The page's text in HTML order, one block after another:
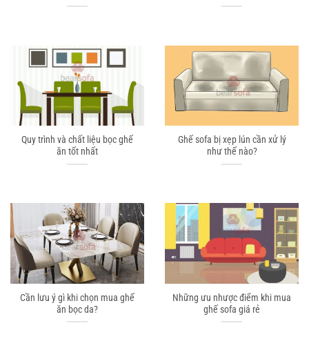
Quy trình và chất liệu bọc ghế
ăn tốt nhất
Ghế sofa bị xẹp lún cần xử lý
như thế nào?
Cần lưu ý gì khi chọn mua ghế
ăn bọc da?
Những ưu nhược điểm khi mua
ghế sofa giá rẻ